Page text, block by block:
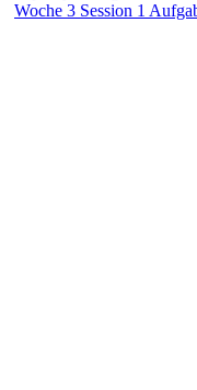
Woche 3 Session 1